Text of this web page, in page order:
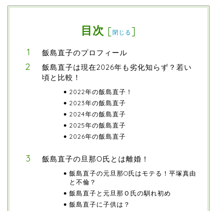
目次 [閉じる ]
飯島直子のプロフィール
飯島直子は現在2026年も劣化知らず？若い
頃と比較！
2022年の飯島直子！
2023年の飯島直子
2024年の飯島直子
2025年の飯島直子
2026年の飯島直子
飯島直子の旦那O氏とは離婚！
飯島直子の元旦那O氏はモテる！平塚真由
と不倫？
飯島直子と元旦那Ｏ氏の馴れ初め
飯島直子に子供は？